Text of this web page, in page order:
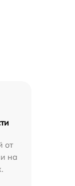
от
на